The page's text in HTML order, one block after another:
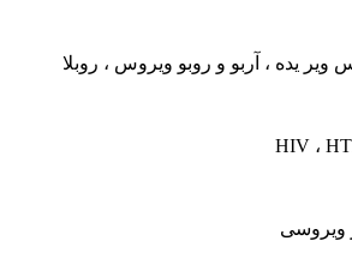
ویر یده ، آربو و روبو ویروس ، روبلا
ویروسی